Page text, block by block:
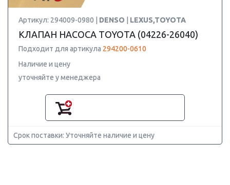
Артикул: 294009-0980 | DENSO LEXUS,TOYOTA
КЛАПАН НАСОСА TOYOTA (04226-26040)
Подходит для артикула 294200-0610
Наличие и цену
уточняйте у менеджера
Срок поставки: Уточняйте наличие и цену